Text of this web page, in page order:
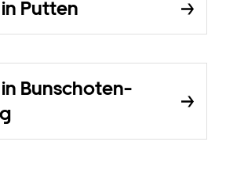
Putten
Bunschoten-